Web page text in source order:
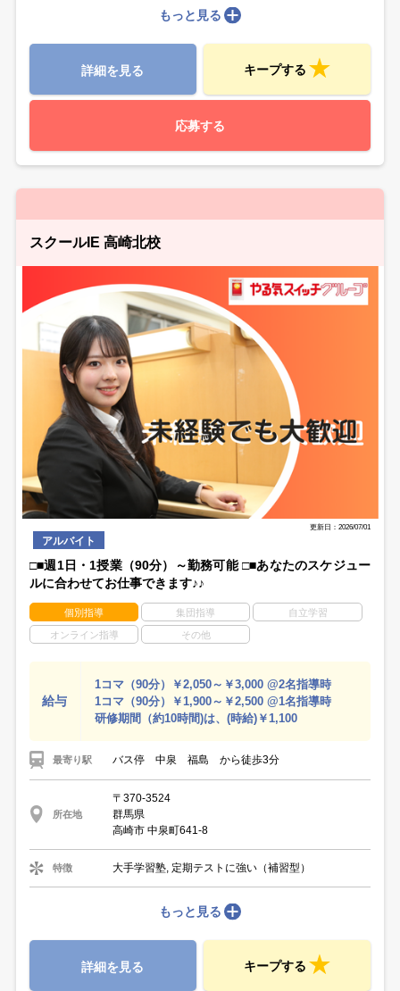
もっと見る
詳細を見る キープする
応募する
スクールIE 高崎北校
更新日：2026/07/01
アルバイト
□■週1日・1授業（90分）～勤務可能 □■あなたのスケジュー
ルに合わせてお仕事できます♪♪
個別指導 集団指導 自立学習
オンライン指導 その他
給与
1コマ（90分）￥2,050～￥3,000 @2名指導時
1コマ（90分）￥1,900～￥2,500 @1名指導時
研修期間（約10時間)は、(時給)￥1,100
最寄り駅 バス停 中泉 福島 から徒歩3分
所在地
〒370-3524
群馬県
高崎市 中泉町641-8
特徴 大手学習塾, 定期テストに強い（補習型）
もっと見る
詳細を見る キープする